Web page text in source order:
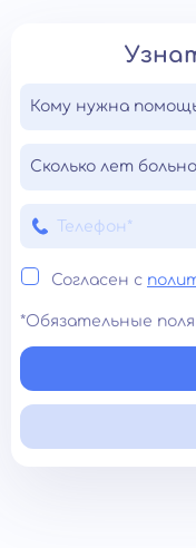
Кому нужна
Сколько лет
Согласен с
*Обязательные поля